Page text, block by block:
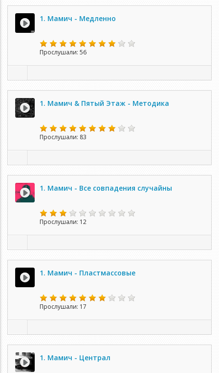
1. Мамич - Медленно
Прослушали: 56
1. Мамич & Пятый Этаж - Методика
Прослушали: 83
1. Мамич - Все совпадения случайны
Прослушали: 12
1. Мамич - Пластмассовые
Прослушали: 17
1. Мамич - Централ